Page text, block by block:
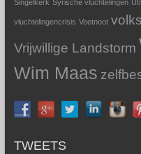
Singelkerk Syrische vluchtelingen
vluchtelingencrisis Voetnoot
Vrijwillige Landstorm
Wim Maas
TWEETS